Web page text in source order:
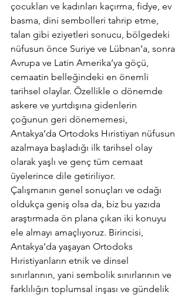
çocukları ve kadınları kaçırma, fidye, ev
basma, dini sembolleri tahrip etme,
talan gibi eziyetleri sonucu, bölgedeki
nüfusun önce Suriye ve Lübnan’a, sonra
Avrupa ve Latin Amerika’ya göçü,
cemaatin belleğindeki en önemli
tarihsel olaylar. Özellikle o dönemde
askere ve yurtdışına gidenlerin
çoğunun geri dönememesi,
Antakya’da Ortodoks Hıristiyan nüfusun
azalmaya başladığı ilk tarihsel olay
olarak yaşlı ve genç tüm cemaat
üyelerince dile getiriliyor.
Çalışmanın genel sonuçları ve odağı
oldukça geniş olsa da, biz bu yazıda
araştırmada ön plana çıkan iki konuyu
ele almayı amaçlıyoruz. Birincisi,
Antakya’da yaşayan Ortodoks
Hıristiyanların etnik ve dinsel
sınırlarının, yani sembolik sınırlarının ve
farklılığın toplumsal inşası ve gündelik